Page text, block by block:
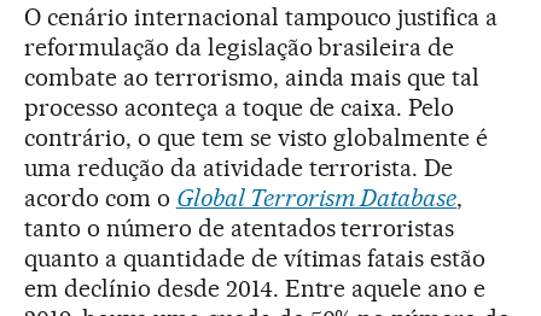
O cenário internacional tampouco justifica a
reformulação da legislação brasileira de
combate ao terrorismo, ainda mais que tal
processo aconteça a toque de caixa. Pelo
contrário, o que tem se visto globalmente é
uma redução da atividade terrorista. De
acordo com o Global Terrorism Database,
tanto o número de atentados terroristas
quanto a quantidade de vítimas fatais estão
em declínio desde 2014. Entre aquele ano e